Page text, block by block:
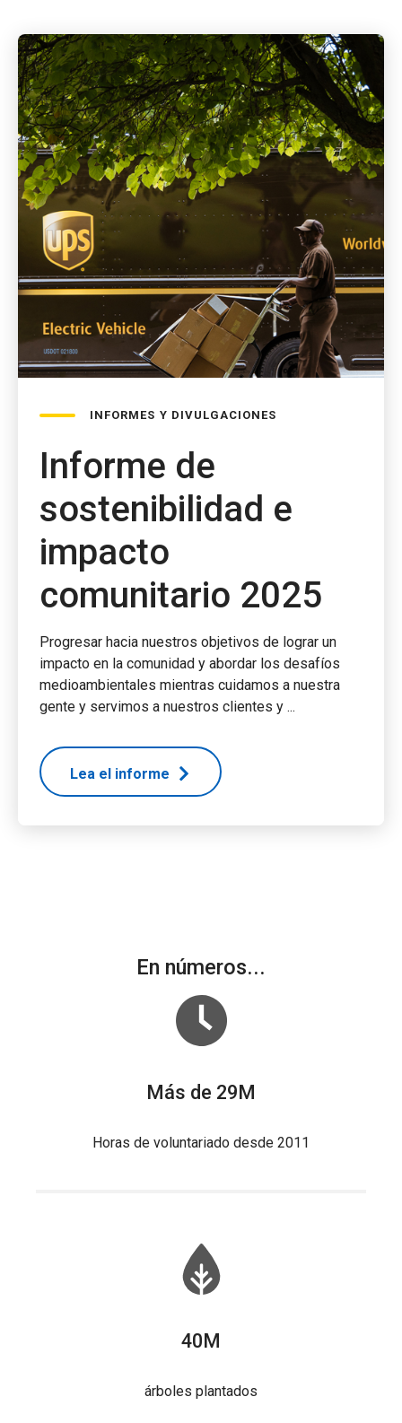
INFORMES Y DIVULGACIONES
Informe de
sostenibilidad e
impacto
comunitario 2025
Progresar hacia nuestros objetivos de lograr un
impacto en la comunidad y abordar los desafíos
medioambientales mientras cuidamos a nuestra
gente y servimos a nuestros clientes y ...
Lea el informe
En números...
Más de 29M
Horas de voluntariado desde 2011
40M
árboles plantados